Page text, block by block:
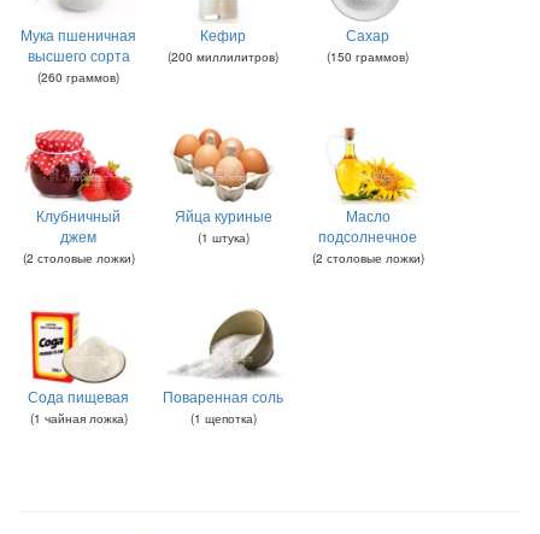
Мука пшеничная
высшего сорта
(260 граммов)
Кефир
(200 миллилитров)
Сахар
(150 граммов)
Клубничный
джем
(2 столовые ложки)
Яйца куриные
(1 штука)
Масло
подсолнечное
(2 столовые ложки)
Сода пищевая
(1 чайная ложка)
Поваренная соль
(1 щепотка)